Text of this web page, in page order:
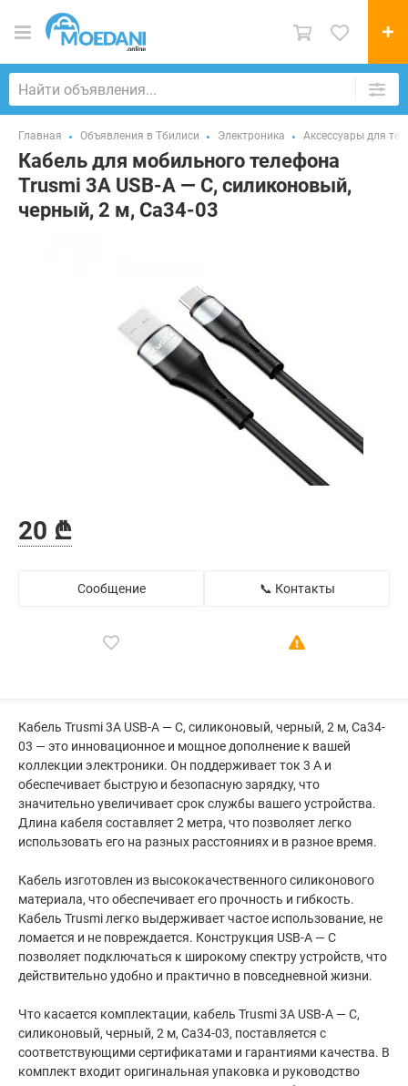
Главная Объявления в Тбилиси Электроника Аксессуары для
Кабель для мобильного телефона
Trusmi 3A USB-A — C, силиконовый,
черный, 2 м, Ca34-03
20 ₾
Сообщение 📞 Контакты
Кабель Trusmi 3A USB-A — C, силиконовый, черный, 2 м, Ca34-
03 — это инновационное и мощное дополнение к вашей
коллекции электроники. Он поддерживает ток 3 А и
обеспечивает быструю и безопасную зарядку, что
значительно увеличивает срок службы вашего устройства.
Длина кабеля составляет 2 метра, что позволяет легко
использовать его на разных расстояниях и в разное время.
Кабель изготовлен из высококачественного силиконового
материала, что обеспечивает его прочность и гибкость.
Кабель Trusmi легко выдерживает частое использование, не
ломается и не повреждается. Конструкция USB-A — C
позволяет подключаться к широкому спектру устройств, что
действительно удобно и практично в повседневной жизни.
Что касается комплектации, кабель Trusmi 3A USB-A — C,
силиконовый, черный, 2 м, Ca34-03, поставляется с
соответствующими сертификатами и гарантиями качества. В
комплект входит оригинальная упаковка и руководство